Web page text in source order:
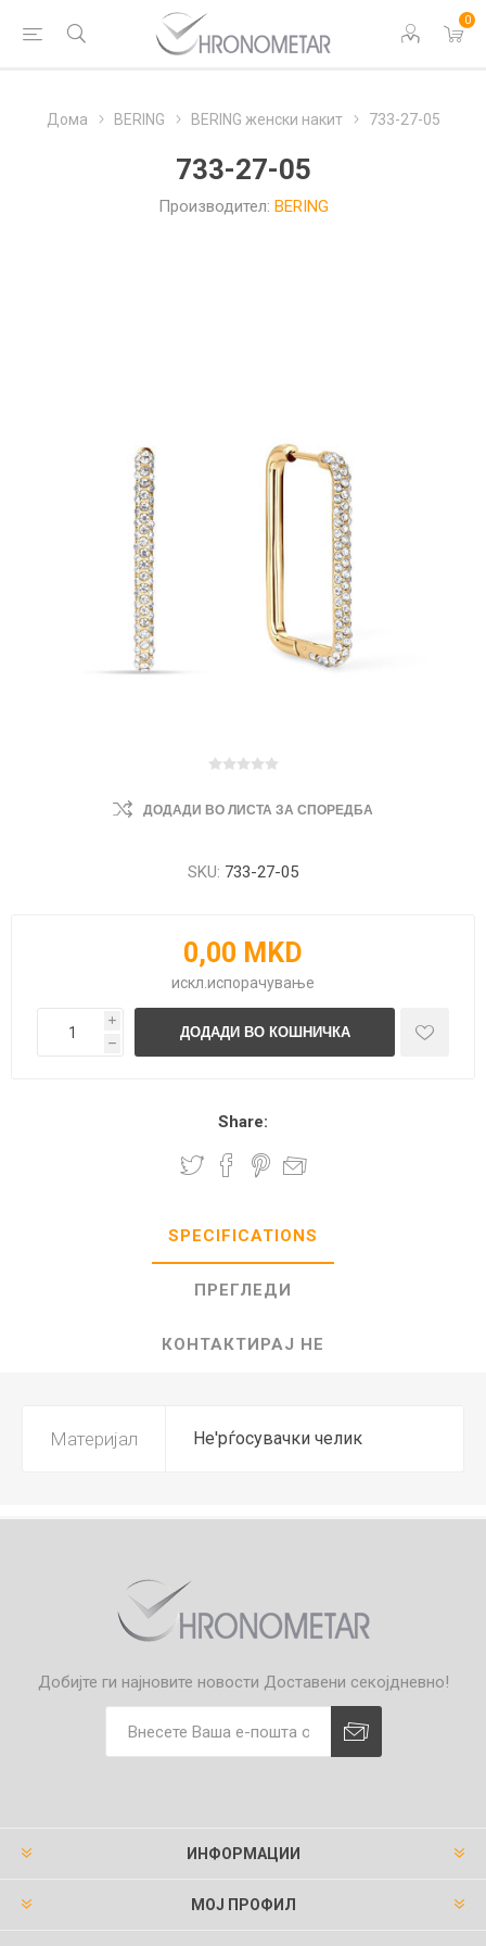
0
Дома BERING BERING женски накит 733-27-05
733-27-05
Производител: BERING
ДОДАДИ ВО ЛИСТА ЗА СПОРЕДБА
SKU: 733-27-05
0,00 MKD
искл. испорачување
i
h
Share:
SPECIFICATIONS
ПРЕГЛЕДИ
КОНТАКТИРАЈ НЕ
Материјал Не'рѓосувачки челик
Добијте ги најновите новости Доставени секојдневно!
ИНФОРМАЦИИ
МОЈ ПРОФИЛ